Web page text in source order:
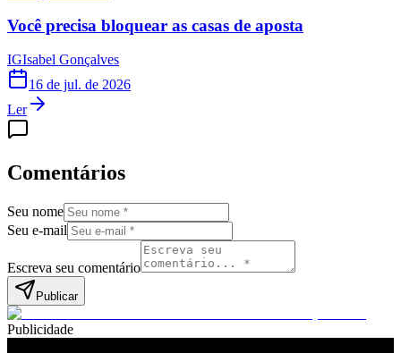
Você precisa bloquear as casas de aposta
IGIsabel Gonçalves
16 de jul. de 2026
Ler
Comentários
Seu nome
Seu e-mail
Escreva seu comentário
Publicar
Publicidade